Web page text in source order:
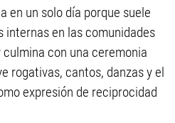
en un solo día porque suele
internas en las comunidades
con una ceremonia
rogativas, cantos, danzas y el
expresión de reciprocidad